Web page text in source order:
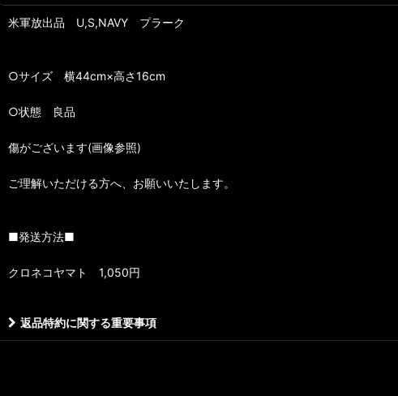
米軍放出品 U,S,NAVY プラーク
○サイズ 横44cm×高さ16cm
○状態 良品
傷がございます(画像参照)
ご理解いただける方へ、お願いいたします。
■発送方法■
クロネコヤマト 1,050円
返品特約に関する重要事項